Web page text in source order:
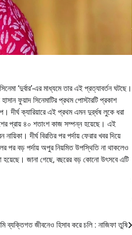
‘দুর্বার’-এর মাধ্যমে তার এই প্রত্যাবর্তন ঘটছে।
ফুয়াদ সিনেমাটির প্রথম পোস্টারটি প্রকাশ
ক্যারিয়ারে এই প্রথম এমন দুর্র্ধষ লুকে ধরা
প্রায় ৪০ শতাংশ কাজ সম্পন্ন হয়েছে। এই
দীর্ঘ বিরতির পর পর্দায় ফেরার খবর দিয়ে
পর বড় পর্দায় অপুর নিয়মিত উপস্থিতি না থাকলেও
হয়েছে। জানা গেছে, বছরের বড় কোনো উৎসবে এটি
ব্যক্তিগত জীবনেও হিসাব করে চলি : নাজিফা তুষি